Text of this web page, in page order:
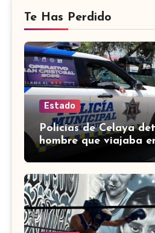
Te Has Perdido
Estado
Policías de Celaya
hombre que viajaba
investigación